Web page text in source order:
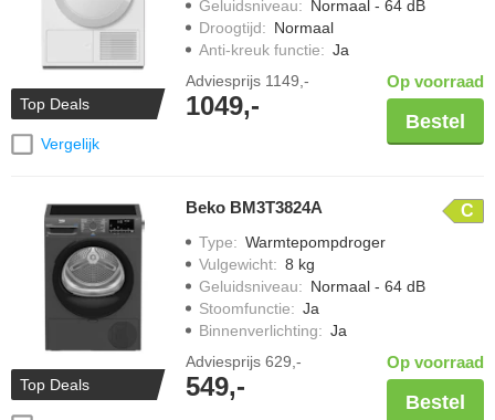
Top Deals
Vergelijk
Geluidsniveau: Normaal - 64 dB
Droogtijd: Normaal
Anti-kreuk functie: Ja
Adviesprijs 1149,-
1049,-
Op voorraad
Bestel
Top Deals
Beko BM3T3824A C
Type: Warmtepompdroger
Vulgewicht: 8 kg
Geluidsniveau: Normaal - 64 dB
Stoomfunctie: Ja
Binnenverlichting: Ja
Adviesprijs 629,-
549,-
Op voorraad
Bestel